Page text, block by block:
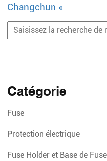
Changchun «
Catégorie
Fuse
Protection électrique
Fuse Holder et Base de Fuse